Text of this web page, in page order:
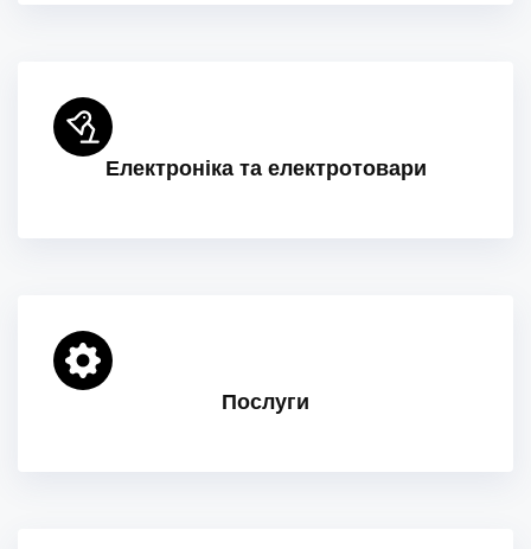
Електроніка та електротовари
Послуги